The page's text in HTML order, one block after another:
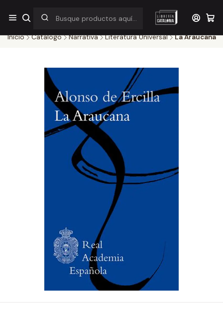
¡Por pocos días! Despacho a $1.000 en RM por compras sobre
$38.000
Inicio Catálogo Narrativa Literatura Universal La Araucana